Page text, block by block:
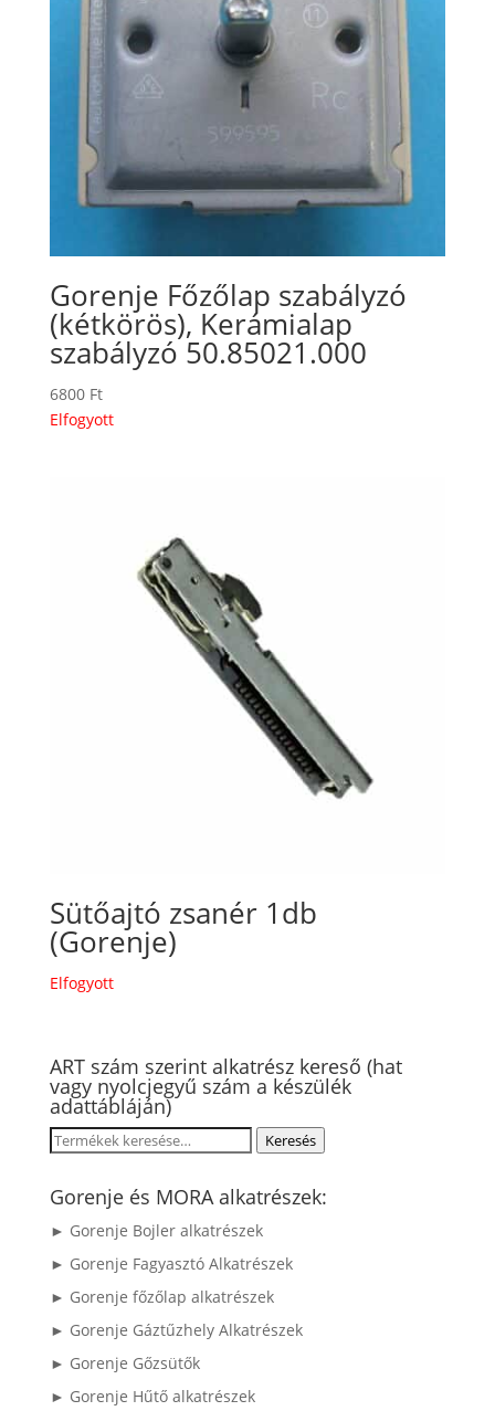
Gorenje Főzőlap szabályzó
(kétkörös), Kerámialap
szabályzó 50.85021.000
6800 Ft
Elfogyott
Sütőajtó zsanér 1db
(Gorenje)
Elfogyott
ART szám szerint alkatrész kereső (hat
vagy nyolcjegyű szám a készülék
adattábláján)
Keresés
következőre:
Keresés
Gorenje és MORA alkatrészek:
► Gorenje Bojler alkatrészek
► Gorenje Fagyasztó Alkatrészek
► Gorenje főzőlap alkatrészek
► Gorenje Gáztűzhely Alkatrészek
► Gorenje Gőzsütők
► Gorenje Hűtő alkatrészek